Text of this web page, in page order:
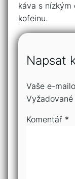
káva s nízkým
kofeinu.
Napsat
Vaše e-
Komentář *